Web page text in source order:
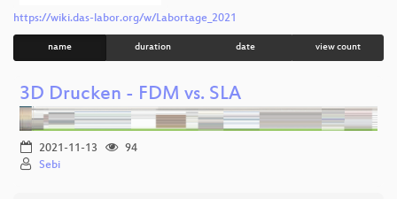
https://wiki.das-labor.org/w/Labortage_2021
name duration date view count
3D Drucken - FDM vs. SLA
2021-11-13
94
Sebi